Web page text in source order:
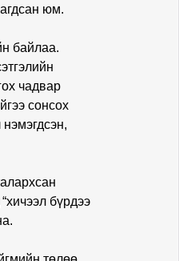
юм.
байлаа.
чадвар
сонсох
бүрдээ